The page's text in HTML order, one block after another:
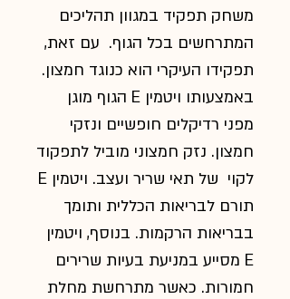
משחק תפקיד במגוון תהליכים
המתרחשים בכל הגוף. עם זאת,
תפקידו העיקרי הוא כנוגד חמצון.
באמצעותו ויטמין E הגוף מוגן
מפני רדיקלים חופשיים ונזקי
חמצון. נזק חמצוני מוביל לתפקוד
לקוי של תאי שריר ועצב. ויטמין E
תורם לבריאות הכללית ותומך
בבריאות הרקמות. בנוסף, ויטמין
E מסייע במניעת בעיות שרירים
חמורות. כאשר מתרחשת מחלת